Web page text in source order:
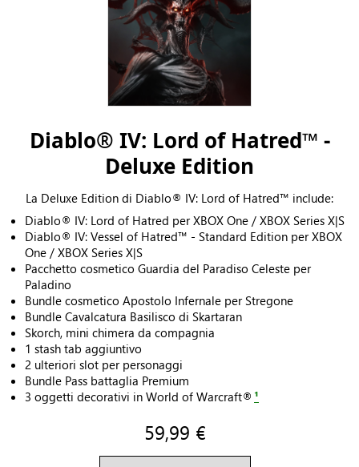
Diablo® IV: Lord of Hatred™ -
Deluxe Edition
Diablo® IV: Lord of Hatred per XBOX One / XBOX Series X|S
Diablo® IV: Vessel of Hatred™ - Standard Edition per XBOX
One / XBOX Series X|S
Pacchetto cosmetico Guardia del Paradiso Celeste per
Paladino
Bundle cosmetico Apostolo Infernale per Stregone
Bundle Cavalcatura Basilisco di Skartaran
Skorch, mini chimera da compagnia
1 stash tab aggiuntivo
2 ulteriori slot per personaggi
Bundle Pass battaglia Premium
3 oggetti decorativi in World of Warcraft®